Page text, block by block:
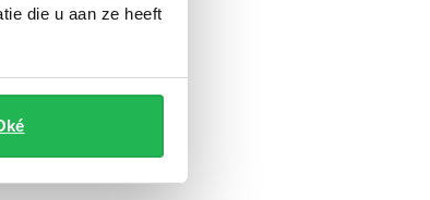
die u aan ze heeft